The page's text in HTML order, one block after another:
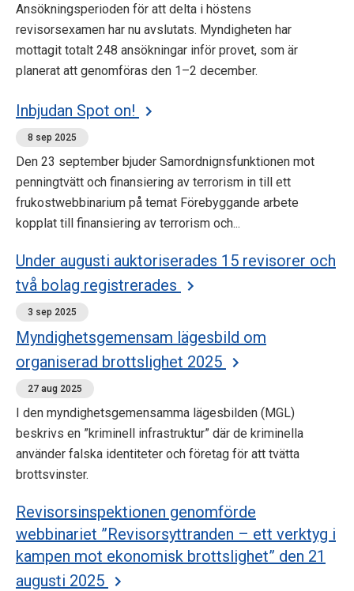
Ansökningsperioden för att delta i höstens
revisorsexamen har nu avslutats. Myndigheten har
mottagit totalt 248 ansökningar inför provet, som är
planerat att genomföras den 1–2 december.
Inbjudan Spot on!
8 sep 2025
Den 23 september bjuder Samordnignsfunktionen mot
penningtvätt och finansiering av terrorism in till ett
frukostwebbinarium på temat Förebyggande arbete
kopplat till finansiering av terrorism och...
Under augusti auktoriserades 15 revisorer och
två bolag registrerades
3 sep 2025
Myndighetsgemensam lägesbild om
organiserad brottslighet 2025
27 aug 2025
I den myndighetsgemensamma lägesbilden (MGL)
beskrivs en ”kriminell infrastruktur” där de kriminella
använder falska identiteter och företag för att tvätta
brottsvinster.
Revisorsinspektionen genomförde
webbinariet ”Revisorsyttranden – ett verktyg i
kampen mot ekonomisk brottslighet” den 21
augusti 2025